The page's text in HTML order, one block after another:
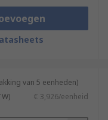
van 5 eenheden)
€ 3,926/eenheid